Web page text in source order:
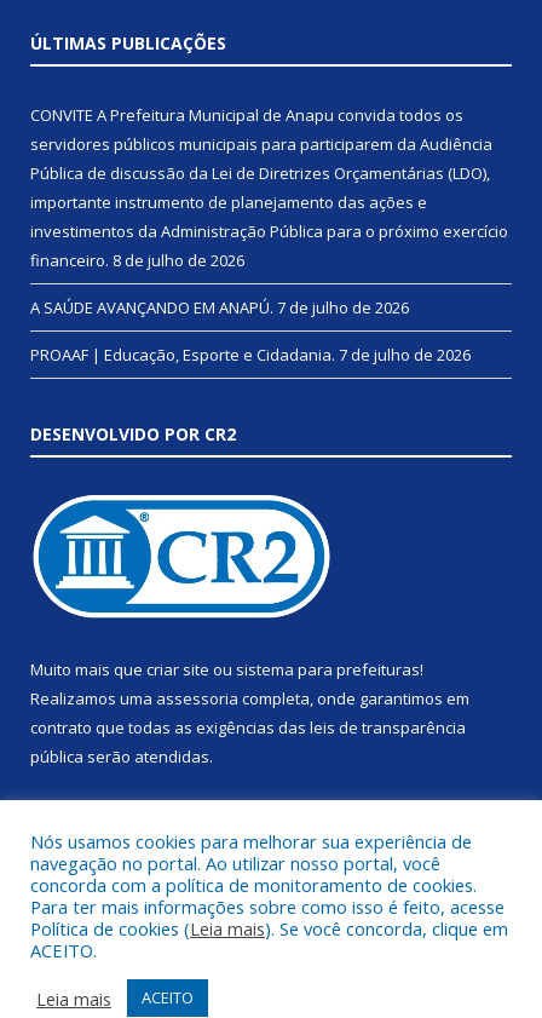
ÚLTIMAS PUBLICAÇÕES
CONVITE A Prefeitura Municipal de Anapu convida todos os
servidores públicos municipais para participarem da Audiência
Pública de discussão da Lei de Diretrizes Orçamentárias (LDO),
importante instrumento de planejamento das ações e
investimentos da Administração Pública para o próximo exercício
financeiro. 8 de julho de 2026
A SAÚDE AVANÇANDO EM ANAPÚ. 7 de julho de 2026
PROAAF | Educação, Esporte e Cidadania. 7 de julho de 2026
DESENVOLVIDO POR CR2
Muito mais que criar site ou sistema para prefeituras!
Realizamos uma assessoria completa, onde garantimos em
contrato que todas as exigências das leis de transparência
pública serão atendidas.
Todos os direitos reservados a Prefeitura Municipal de Anapu.
Mapa do Site
Acessar Área Administrativa
Nós usamos cookies para melhorar sua experiência de
navegação no portal. Ao utilizar nosso portal, você
concorda com a política de monitoramento de cookies.
Para ter mais informações sobre como isso é feito, acesse
Política de cookies (Leia mais). Se você concorda, clique em
ACEITO.
Leia mais
ACEITO